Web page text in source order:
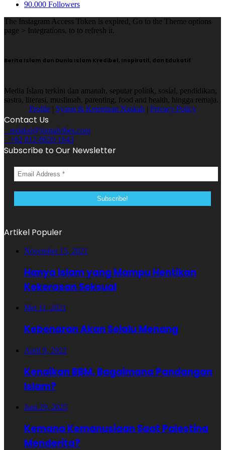
90.000 Followers
The Instagram Access Token is expired, Go to the Theme options
page > Integrations, to to refresh it.
Berita Islam dan Dunia Islam Kredibel, Inspiratif, dan Edukatif
Media Islam terkini dan amanah, seputar politik, sosial, pendidikan,
sastra, literasi, muslimah, parenting, food and health, hingga remaja.
Profile| Syarat & Ketentuan Naskah | Privacy Policy
Contact Us
redaksi@jurnalvibes.com
+62 812-8620-1643
Subscribe to Our Newsletter
Artikel Populer
November 15, 2021
Hanya Islam yang Mampu Hentikan
Kekerasan Seksual
Mei 11, 2021
Kebenaran Akan Selalu Menang
April 9, 2022
Kenaikan BBM, Bagaimana Pandangan
Islam?
Juni 29, 2025
Kemana Kemanusiaan Saat Palestina
Menderita?